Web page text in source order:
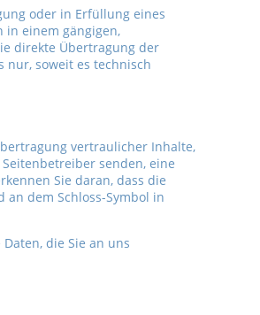
oder in Erfüllung eines
in einem gängigen,
direkte Übertragung der
nur, soweit es technisch
vertraulicher Inhalte,
senden, eine
Sie daran, dass die
an dem Schloss-Symbol in
die Sie an uns